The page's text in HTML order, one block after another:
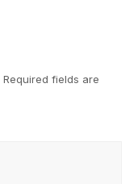
Required fields are